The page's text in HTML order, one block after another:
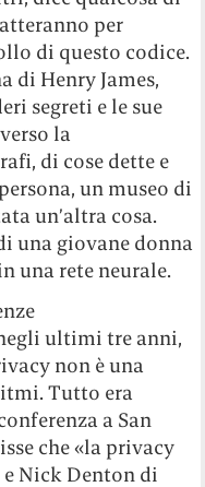
per
di questo codice.
di Henry James,
segreti e le sue
la
di cose dette e
un museo di
un’altra cosa.
una giovane donna
una rete neurale.
ultimi tre anni,
non è una
Tutto era
a San
che «la privacy
Nick Denton di